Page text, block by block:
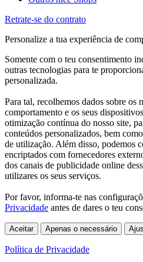
Retrate-se do contrato
Personalize a tua experiência de
Somente com o teu consentimento
outras tecnologias para te
personalizada.
Para tal, recolhemos dados sobre os
comportamento e os seus
otimização contínua do nosso site,
conteúdos personalizados, bem
de utilização. Além disso, podemos
encriptados com fornecedores
dos canais de publicidade online
utilizares os seus serviços.
Por favor, informa-te nas
Privacidade antes de dares o teu
Aceitar Apenas o necessário
Política de Privacidade